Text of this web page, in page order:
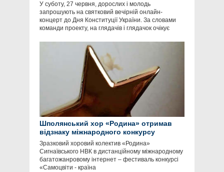
У суботу, 27 червня, дорослих і молодь
запрошують на святковий вечірній онлайн-
концерт до Дня Конституції України. За словами
команди проекту, на глядачів і глядачок очікує
Шполянський хор «Родина» отримав
відзнаку міжнародного конкурсу
Зразковий хоровий колектив «Родина»
Сигнаївського НВК в дистанційному міжнародному
багатожанровому інтернет – фестиваль конкурсі
«Самоцвіти - країна